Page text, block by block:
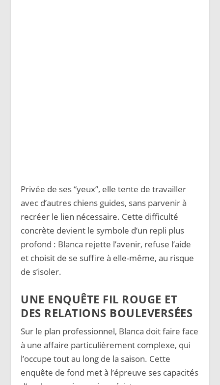
Privée de ses “yeux”, elle tente de travailler
avec d’autres chiens guides, sans parvenir à
recréer le lien nécessaire. Cette difficulté
concrète devient le symbole d’un repli plus
profond : Blanca rejette l’avenir, refuse l’aide
et choisit de se suffire à elle-même, au risque
de s’isoler.
UNE ENQUÊTE FIL ROUGE ET
DES RELATIONS BOULEVERSÉES
Sur le plan professionnel, Blanca doit faire face
à une affaire particulièrement complexe, qui
l’occupe tout au long de la saison. Cette
enquête de fond met à l’épreuve ses capacités